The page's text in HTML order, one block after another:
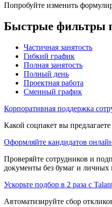
Попробуйте изменить
Быстрые фильтры
Частичная занятость
Гибкий график
Полная занятость
Полный день
Проектная работа
Сменный график
Корпоративная поддержка
Какой соцпакет вы
Оформляйте кандидатов
Проверяйте сотрудников и
документы без бумаг и личных
Ускорьте подбор в 2 раза с
Автоматизируйте сбор